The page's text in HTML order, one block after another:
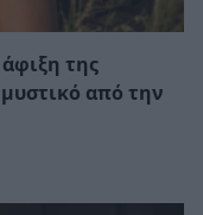
της
από την